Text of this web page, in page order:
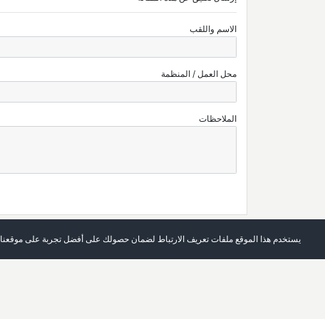
يستخدم هذا الموقع ملفات تعريف الارتباط لضمان حصولك على أفضل تجربة على موقعنا
الاسم واللقب
محل العمل / المنظمة
الملاحظات